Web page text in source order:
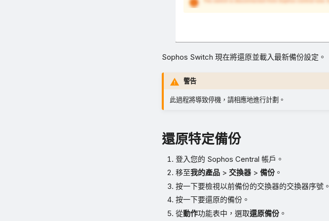
Sophos Switch 現在將還原並載入最新備份設定。
警告
此過程將導致停機，請相應地進行計劃。
還原特定備份
登入您的 Sophos Central 帳戶。
移至我的產品 > 交換器 >備份 。
按一下要檢視以前備份的交換器的交換器序號。
按一下要還原的備份。
從動作功能表中，選取還原備份 。